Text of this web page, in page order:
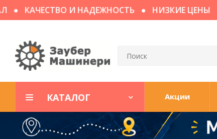
КАЧЕСТВО И НАДЕЖНОСТЬ НИЗКИЕ ЦЕНЫ
КАТАЛОГ Акции